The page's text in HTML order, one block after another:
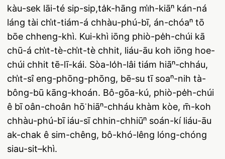
kàu-sek lāi-té sip-sip,ta̍k-hāng mi̍h-kiāⁿ kán-ná
láng tài chi̍t-tiám-á chhàu-phú-bī, án-chóaⁿ tō
bōe chheng-khì. Kui-khì iōng phiò-pe̍h-chúi kā
chū-á chi̍t-tè-chi̍t-tè chhit, liáu-āu koh iōng hoe-
chúi chhit tē-lī-kái. Sòa-lo̍h-lâi tiám hiāⁿ-chháu,
chi̍t-sî eng-phōng-phōng, bē-su tī soaⁿ-nih tà-
bông-bū kāng-khoán. Bô-gōa-kú, phiò-pe̍h-chúi
ê bī oân-choân hō͘ hiāⁿ-chháu khàm kòe, m̄-koh
chhàu-phú-bī iáu-sī chhin-chhiūⁿ soán-kí liáu-āu
ak-chak ê sim-chêng, bô-khó-lêng lóng-chóng
siau-sit–khì.